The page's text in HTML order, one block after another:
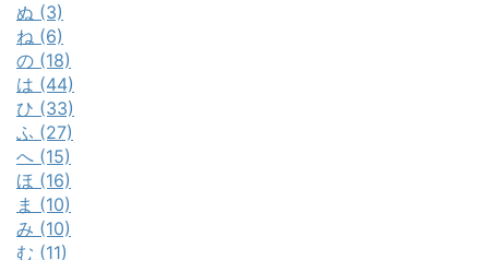
ぬ (3)
ね (6)
の (18)
は (44)
ひ (33)
ふ (27)
へ (15)
ほ (16)
ま (10)
み (10)
む (11)